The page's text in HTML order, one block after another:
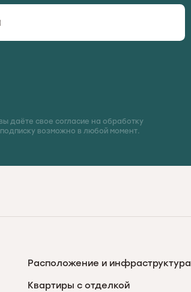
даёте свое согласие на обработку
возможно в любой момент.
Расположение и инфраструктура
Квартиры с отделкой